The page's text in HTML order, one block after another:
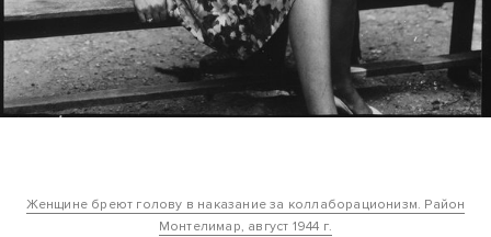
Женщине бреют голову в наказание за коллаборационизм. Район
Монтелимар, август 1944 г.